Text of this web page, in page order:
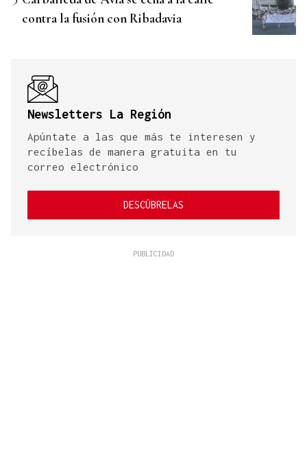
contra la fusión con Ribadavia
Newsletters La Región
Apúntate a las que más te interesen y
recíbelas de manera gratuita en tu
correo electrónico
DESCÚBRELAS